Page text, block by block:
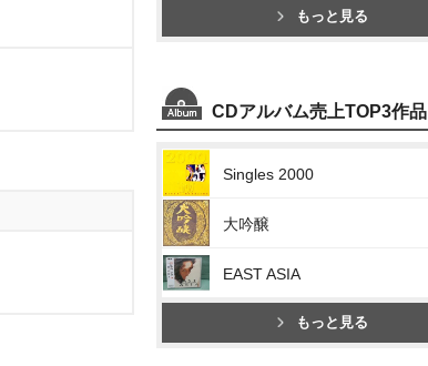
もっと見る
CDアルバム売上TOP3作品
Singles 2000
大吟醸
EAST ASIA
もっと見る